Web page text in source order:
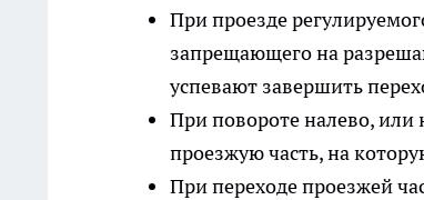
При проезде
запрещающего на
успевают завершить
При повороте налево, или
проезжую часть, на
При переходе проезжей